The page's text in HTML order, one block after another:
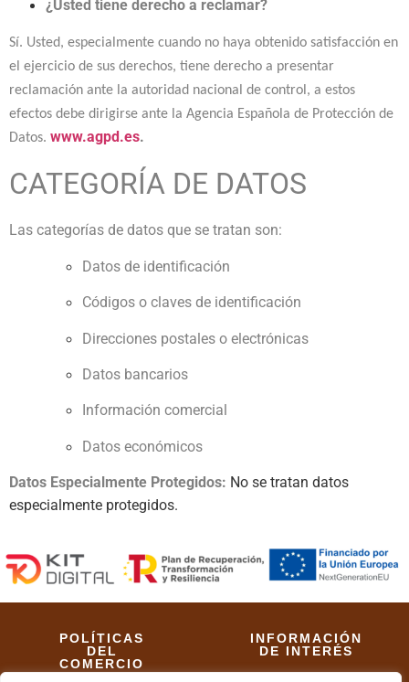
¿Usted tiene derecho a reclamar?
Sí. Usted, especialmente cuando no haya obtenido satisfacción en
el ejercicio de sus derechos, tiene derecho a presentar
reclamación ante la autoridad nacional de control, a estos
efectos debe dirigirse ante la Agencia Española de Protección de
Datos. www.agpd.es.
CATEGORÍA DE DATOS
Las categorías de datos que se tratan son:
Datos de identificación
Códigos o claves de identificación
Direcciones postales o electrónicas
Datos bancarios
Información comercial
Datos económicos
Datos Especialmente Protegidos: No se tratan datos
especialmente protegidos.
POLÍTICAS
DEL
COMERCIO
INFORMACIÓN
DE INTERÉS